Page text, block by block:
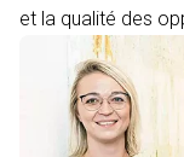
et la qualité des